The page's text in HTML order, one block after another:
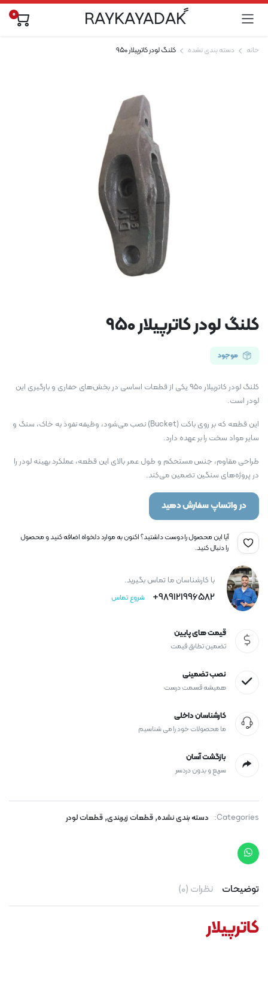
ًRAYKAYADAK 0
خانه دسته بندی نشده کلنگ لودر کاترپیلار 950
کلنگ لودر کاترپیلار 950
موجود
کلنگ لودر کاترپیلار 950 یکی از قطعات اساسی در بخش‌های حفاری و بارگیری این
لودر است.
این قطعه که بر روی باکت (Bucket) نصب می‌شود، وظیفه نفوذ به خاک، سنگ و
سایر مواد سخت را بر عهده دارد.
طراحی مقاوم، جنس مستحکم و طول عمر بالای این قطعه، عملکرد بهینه لودر را
در پروژه‌های سنگین تضمین می‌کند.
در واتساپ سفارش دهید
آیا این محصول را دوست داشتید؟ اکنون به موارد دلخواه اضافه کنید و محصول
را دنبال کنید.
با کارشناسان ما تماس بگیرید.
989121996582+ شروع تماس
قیمت های پایین
تضمین تطابق قیمت
نصب تضمینی
همیشه قسمت درست
کارشناسان داخلی
ما محصولات خود را می شناسیم
بازگشت آسان
سریع و بدون دردسر
Categories: دسته بندی نشده,قطعات زیربندی, قطعات لودر
توضیحات نظرات (0)
کاترپیلار